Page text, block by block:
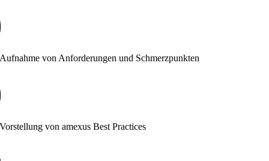
Aufnahme von Anforderungen und Schmerzpunkten
Vorstellung von amexus Best Practices